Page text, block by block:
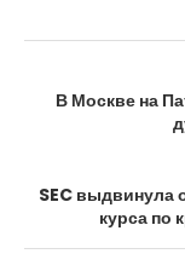
В Москве на
SEC выдвинула
курса по